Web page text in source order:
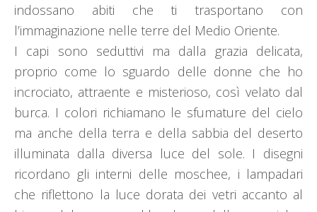
indossano abiti che ti trasportano con
l’immaginazione nelle terre del Medio Oriente.
I capi sono seduttivi ma dalla grazia delicata,
proprio come lo sguardo delle donne che ho
incrociato, attraente e misterioso, così velato dal
burca. I colori richiamano le sfumature del cielo
ma anche della terra e della sabbia del deserto
illuminata dalla diversa luce del sole. I disegni
ricordano gli interni delle moschee, i lampadari
che riflettono la luce dorata dei vetri accanto al